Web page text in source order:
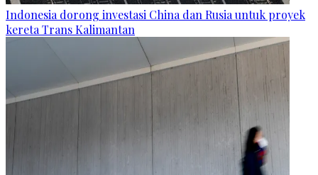
Indonesia dorong investasi China dan Rusia untuk proyek
kereta Trans Kalimantan